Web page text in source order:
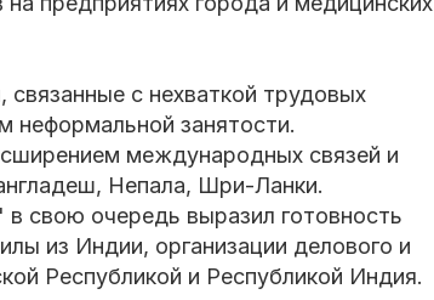
с нехваткой трудовых
неформальной занятости.
международных связей и
Непала, Шри-Ланки.
свою очередь выразил готовность
из Индии, организации делового и
Республикой и Республикой Индия.